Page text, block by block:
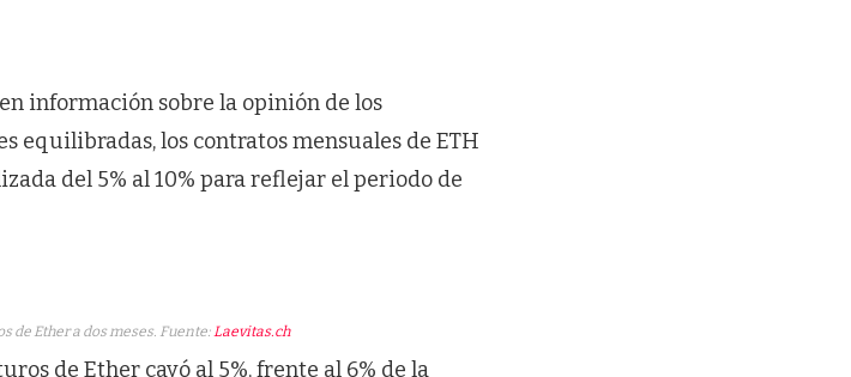
información sobre la opinión de los
equilibradas, los contratos mensuales de ETH
del 5% al 10% para reflejar el periodo de
de Ether a dos meses. Fuente: Laevitas.ch
de Ether cayó al 5%, frente al 6% de la